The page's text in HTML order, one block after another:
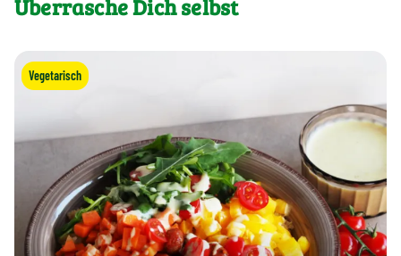
Überrasche Dich selbst
Vegetarisch